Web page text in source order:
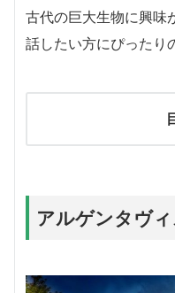
古代の巨大生物に興味
話したい方にぴったり
アルゲンタヴ